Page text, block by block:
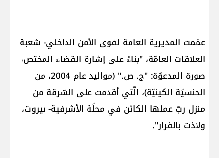
عمّمت ​المديرية العامة لقوى الأمن الداخلي​- شعبة
العلاقات العامّة، "بناءً على إشارة القضاء المختص،
صورة المدعوّة: "ج. ص." (مواليد عام 2004، من
الجنسيّة الكينيّة)، الّتي أقدمت على السّرقة من
منزل ربّ عملها الكائن في محلّة ​الأشرفية​- بيروت،
ولاذت بالفرار".